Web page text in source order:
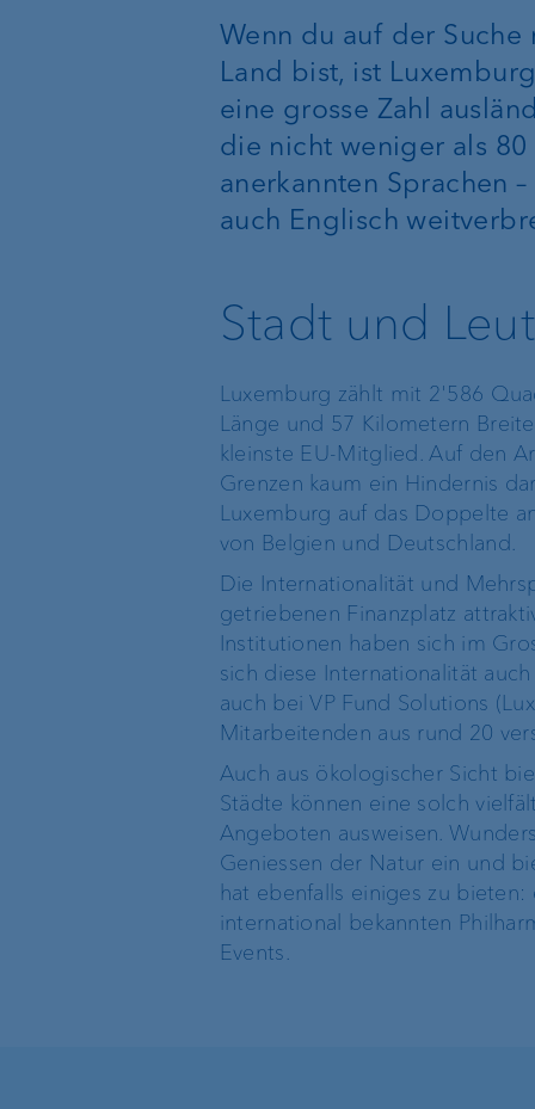
Private Label Fonds
Investment Consulting
Vermögensverwaltung
Die Welt der VP Bank
Standort Liechtenstein
Standort Schweiz
Standort Luxemburg
Verwaltungsrat
Group Executive
Management
Standortleitung
Wenn du auf der
Land bist, ist
eine grosse Zahl
die nicht weniger als
anerkannten Sprachen
auch Englisch
Stadt und
Luxemburg zählt mit 2'586
Länge und 57 Kilometern
kleinste EU-Mitglied. Auf den
Grenzen kaum ein Hindernis
Luxemburg auf das Doppelte
von Belgien und Deutschland.
Die Internationalität und
getriebenen Finanzplatz
Institutionen haben sich im
sich diese Internationalität
auch bei VP Fund Solutions
Mitarbeitenden aus rund 20
Auch aus ökologischer Sicht
Städte können eine solch
Angeboten ausweisen.
Geniessen der Natur ein und
hat ebenfalls einiges zu
international bekannten
Events.